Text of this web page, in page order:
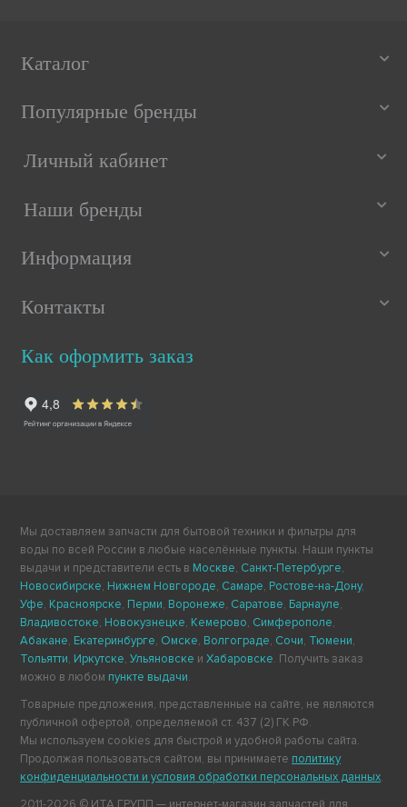
Каталог
Популярные бренды
Личный кабинет
Наши бренды
Информация
Контакты
Как оформить заказ
Мы доставляем запчасти для бытовой техники и фильтры для
воды по всей России в любые населённые пункты. Наши пункты
выдачи и представители есть в Москве, Санкт-Петербурге,
Новосибирске, Нижнем Новгороде, Самаре, Ростове-на-Дону,
Уфе, Красноярске, Перми, Воронеже, Саратове, Барнауле,
Владивостоке, Новокузнецке, Кемерово, Симферополе,
Абакане, Екатеринбурге, Омске, Волгограде, Сочи, Тюмени,
Тольятти, Иркутске,Ульяновске иХабаровске. Получить заказ
можно в любом пункте выдачи.
Товарные предложения, представленные на сайте, не являются
публичной офертой, определяемой ст. 437 (2) ГК РФ.
Мы используем cookies для быстрой и удобной работы сайта.
Продолжая пользоваться сайтом, вы принимаете политику
конфиденциальности и условия обработки персональных данных.